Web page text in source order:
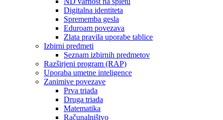
Digitalna identiteta
Sprememba gesla
Eduroam povezava
Zlata pravila uporabe tablice
Izbirni predmeti
Seznam izbirnih predmetov
Razširjeni program (RAP)
Uporaba umetne inteligence
Zanimive povezave
Prva triada
Druga triada
Matematika
Računalništvo